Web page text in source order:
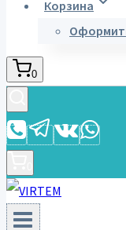
Корзина
0